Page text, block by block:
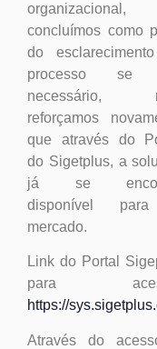
organizacional,
concluímos como
do
processo se
necessário,
reforçamos
que através do
do Sigetplus, a
já se
disponível
mercado.
Link do Portal
para
https://
Através do